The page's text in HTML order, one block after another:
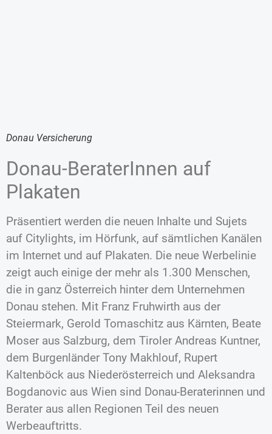
Donau Versicherung
Donau-BeraterInnen auf
Plakaten
Präsentiert werden die neuen Inhalte und Sujets
auf Citylights, im Hörfunk, auf sämtlichen Kanälen
im Internet und auf Plakaten. Die neue Werbelinie
zeigt auch einige der mehr als 1.300 Menschen,
die in ganz Österreich hinter dem Unternehmen
Donau stehen. Mit Franz Fruhwirth aus der
Steiermark, Gerold Tomaschitz aus Kärnten, Beate
Moser aus Salzburg, dem Tiroler Andreas Kuntner,
dem Burgenländer Tony Makhlouf, Rupert
Kaltenböck aus Niederösterreich und Aleksandra
Bogdanovic aus Wien sind Donau-Beraterinnen und
Berater aus allen Regionen Teil des neuen
Werbeauftritts.